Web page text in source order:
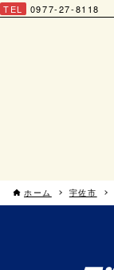
TEL
0977-27-8118
ホーム 宇佐市